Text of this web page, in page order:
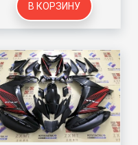
В КОРЗИНУ